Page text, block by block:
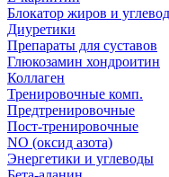
Блокатор жиров и
Диуретики
Препараты для суставов
Глюкозамин хондроитин
Коллаген
Тренировочные комп.
Предтренировочные
Пост-тренировочные
NO (оксид азота)
Энергетики и углеводы